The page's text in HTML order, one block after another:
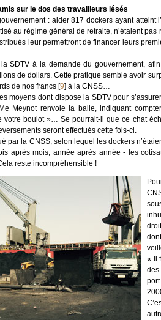
sur le dos des travailleurs lésés
: aider 817 dockers ayant
au régime général de retraite, n’étaient
leur permettront de financer leurs
SDTV à la demande du gouvernement,
de dollars. Cette pratique semble avoir
de nos francs [9] à la CNSS…
moyens dont dispose la SDTV pour
Meynot renvoie la balle, indiquant
votre boulot »… Se pourrait-il que ce chat
seront effectués cette fois-ci.
par la CNSS, selon lequel les dockers
après mois, année après année - les
reste incompréhensible !
« Il
des